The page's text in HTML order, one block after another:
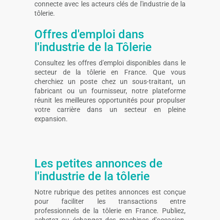
connecte avec les acteurs clés de l'industrie de la
tôlerie.
Offres d'emploi dans
l'industrie de la Tôlerie
Consultez les offres d'emploi disponibles dans le
secteur de la tôlerie en France. Que vous
cherchiez un poste chez un sous-traitant, un
fabricant ou un fournisseur, notre plateforme
réunit les meilleures opportunités pour propulser
votre carrière dans un secteur en pleine
expansion.
Les petites annonces de
l'industrie de la tôlerie
Notre rubrique des petites annonces est conçue
pour faciliter les transactions entre
professionnels de la tôlerie en France. Publiez,